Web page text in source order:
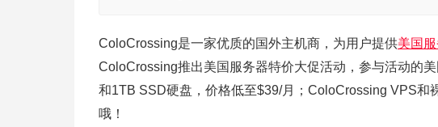
ColoCrossing是一家优质的国外主机商，为用户提供美国
ColoCrossing推出美国服务器特价大促活动，参与活动的
和1TB SSD硬盘，价格低至$39/月；ColoCrossing VPS和
哦！